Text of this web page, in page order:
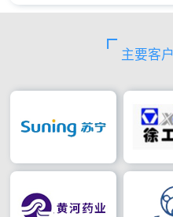
局等部门进行了回应。
主要客户